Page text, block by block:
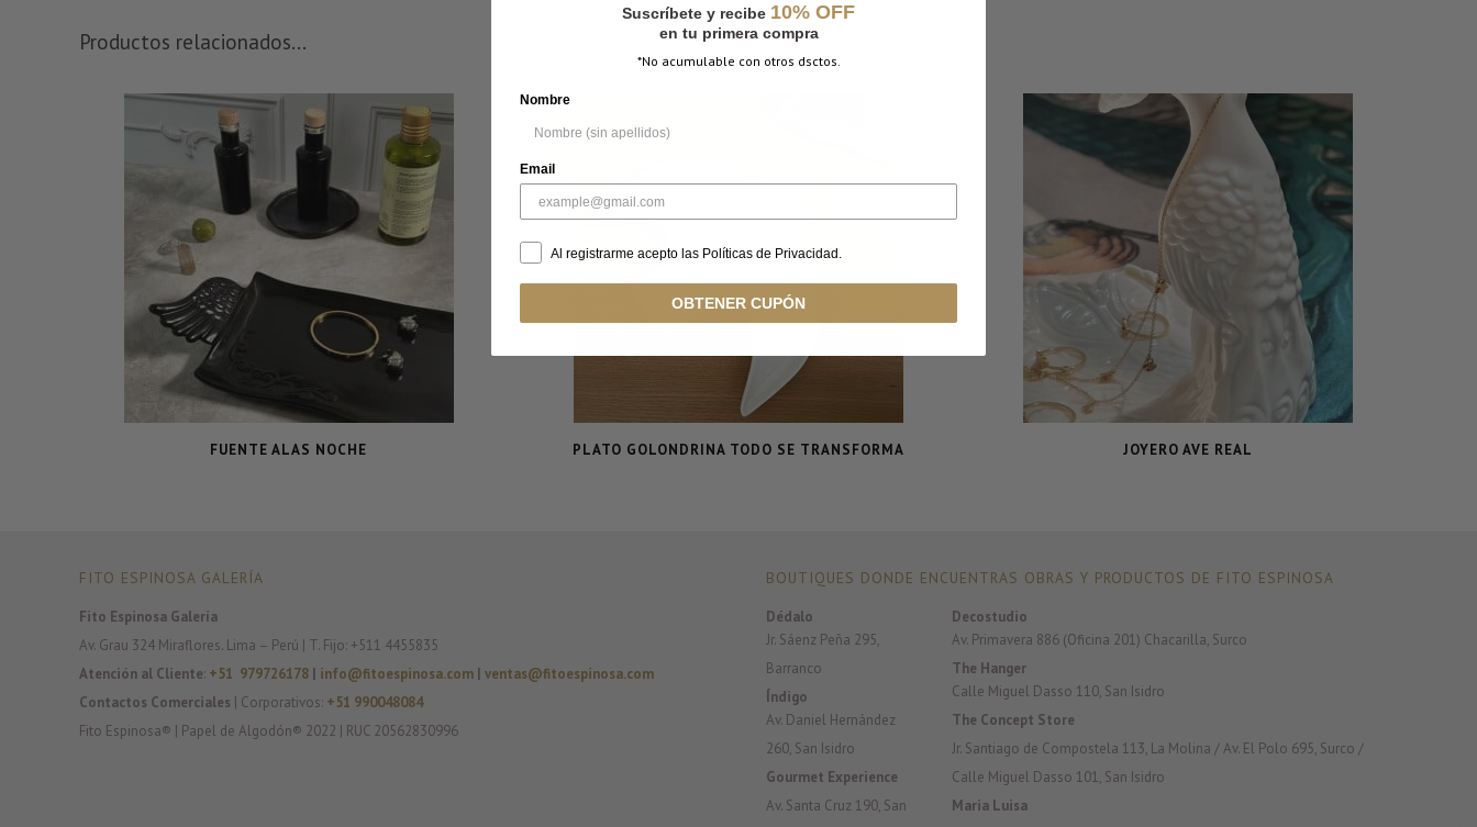
Productos relacionados...
FUENTE ALAS NOCHE
OUT OF
PLATO GOLONDRINA TODO SE TRANSFORMA JOYERO AVE REAL
FITO ESPINOSA GALERÍA
Fito Espinosa Galería
Av. Grau 324 Miraflores. Lima – Perú | T. Fijo: +511 4455835
Atención al Cliente: +51 979726178 | info@fitoespinosa.com | ventas@fitoespinosa.com
Contactos Comerciales | Corporativos: +51 990048084
Fito Espinosa® | Papel de Algodón® 2022 | RUC 20562830996
BOUTIQUES DONDE ENCUENTRAS OBRAS Y PRODUCTOS DE FITO ESPINOSA
Dédalo
Jr. Sáenz Peña 295,
Barranco
Índigo
Av. Daniel Hernández
260, San Isidro
Gourmet Experience
Av. Santa Cruz 190, San
Decostudio
Av. Primavera 886 (Oficina 201) Chacarilla, Surco
The Hanger
Calle Miguel Dasso 110, San Isidro
The Concept Store
Jr. Santiago de Compostela 113, La Molina / Av. El Polo 695, Surco /
Calle Miguel Dasso 101, San Isidro
Maria Luisa
Suscríbete y recibe 10% OFF
en tu primera compra
*No acumulable con otros dsctos.
Nombre
Email
Al registrarme acepto las Políticas de Privacidad.
OBTENER CUPÓN